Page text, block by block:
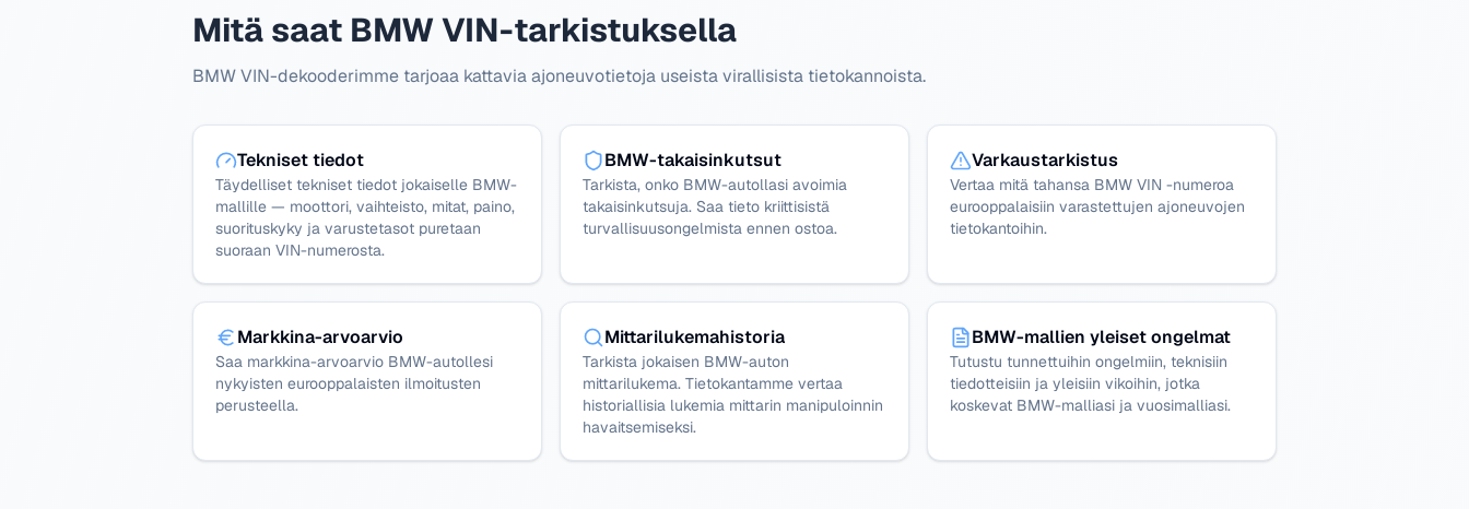
Mitä saat BMW VIN-tarkistuksella
BMW VIN-dekooderimme tarjoaa kattavia ajoneuvotietoja useista virallisista tietokannoista.
Tekniset tiedot
Täydelliset tekniset tiedot jokaiselle BMW-
mallille — moottori, vaihteisto, mitat, paino,
suorituskyky ja varustetasot puretaan
suoraan VIN-numerosta.
BMW-takaisinkutsut
Tarkista, onko BMW-autollasi avoimia
takaisinkutsuja. Saa tieto kriittisistä
turvallisuusongelmista ennen ostoa.
Varkaustarkistus
Vertaa mitä tahansa BMW VIN -numeroa
eurooppalaisiin varastettujen ajoneuvojen
tietokantoihin.
Markkina-arvoarvio
Saa markkina-arvoarvio BMW-autollesi
nykyisten eurooppalaisten ilmoitusten
perusteella.
Mittarilukemahistoria
Tarkista jokaisen BMW-auton
mittarilukema. Tietokantamme vertaa
historiallisia lukemia mittarin manipuloinnin
havaitsemiseksi.
BMW-mallien yleiset ongelmat
Tutustu tunnettuihin ongelmiin, teknisiin
tiedotteisiin ja yleisiin vikoihin, jotka
koskevat BMW-malliasi ja vuosimalliasi.